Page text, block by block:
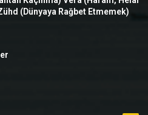
(Dünyaya Rağbet Etmemek)